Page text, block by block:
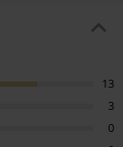
13
3
0